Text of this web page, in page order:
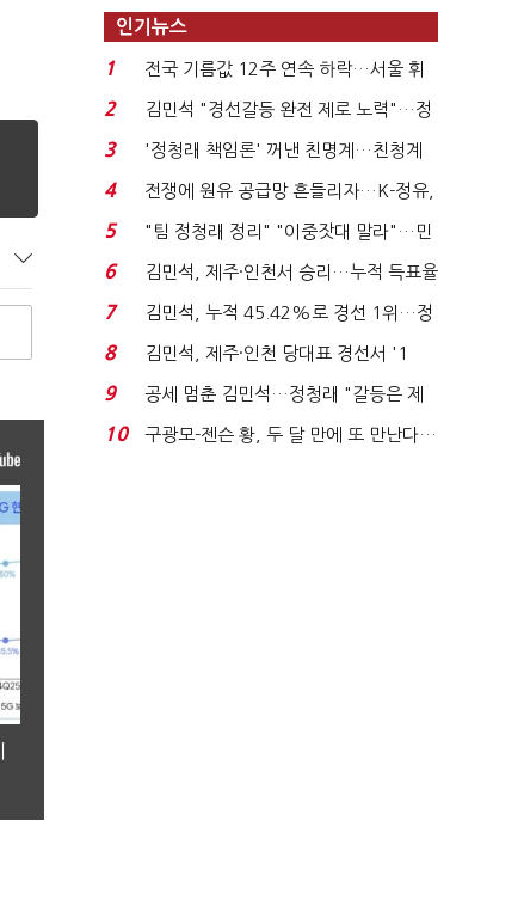
인기뉴스
1
전국 기름값 12주 연속 하락…서울 휘
발윳값 1909원...
2
김민석 "경선갈등 완전 제로 노력"…정
청래 "반명 공세 사...
3
'정청래 책임론' 꺼낸 친명계…친청계
는 추가투표 때리기...
4
전쟁에 원유 공급망 흔들리자…K-정유,
에너지안보 핵심...
5
"팀 정청래 정리" "이중잣대 말라"…민
주 최고위원 계파 다...
6
김민석, 제주·인천서 승리…누적 득표율
'1위 탈환'(종합)...
7
김민석, 누적 45.42%로 경선 1위…정
청래와 격차 0.86%p(...
8
김민석, 제주·인천 당대표 경선서 '1
위'(1보)...
9
공세 멈춘 김민석…정청래 "갈등은 제
가 수습"
10
구광모-젠슨 황, 두 달 만에 또 만난다…